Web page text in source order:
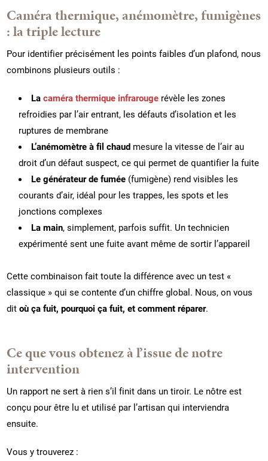
Caméra thermique, anémomètre, fumigènes
: la triple lecture
Pour identifier précisément les points faibles d’un plafond, nous
combinons plusieurs outils :
Lacaméra thermique infrarouge révèle les zones
refroidies par l’air entrant, les défauts d’isolation et les
ruptures de membrane
L’anémomètre à fil chaud mesure la vitesse de l’air au
droit d’un défaut suspect, ce qui permet de quantifier la fuite
Le générateur de fumée (fumigène) rend visibles les
courants d’air, idéal pour les trappes, les spots et les
jonctions complexes
La main, simplement, parfois suffit. Un technicien
expérimenté sent une fuite avant même de sortir l’appareil
Cette combinaison fait toute la différence avec un test «
classique » qui se contente d’un chiffre global. Nous, on vous
ditoù ça fuit, pourquoi ça fuit, et comment réparer.
Ce que vous obtenez à l’issue de notre
intervention
Un rapport ne sert à rien s’il finit dans un tiroir. Le nôtre est
conçu pour être lu et utilisé par l’artisan qui interviendra
ensuite.
Vous y trouverez :